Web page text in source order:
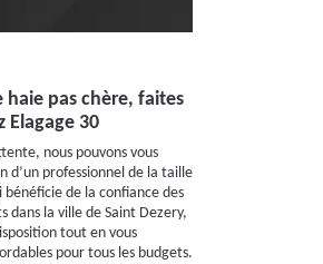
haie pas chère, faites
Elagage 30
nous pouvons vous
d’un professionnel de la taille
de la confiance des
dans la ville de Saint Dezery,
tout en vous
pour tous les budgets.